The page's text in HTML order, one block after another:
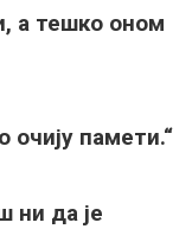
а тешко оном
очију памети.“
ни да је